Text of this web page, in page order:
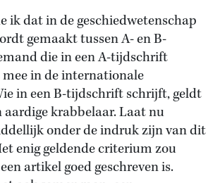
ik dat in de geschiedwetenschap
gemaakt tussen A- en B-
die in een A-tijdschrift
in de internationale
in een B-tijdschrift schrijft, geldt
aardige krabbelaar. Laat nu
onder de indruk zijn van dit
enig geldende criterium zou
artikel goed geschreven is.